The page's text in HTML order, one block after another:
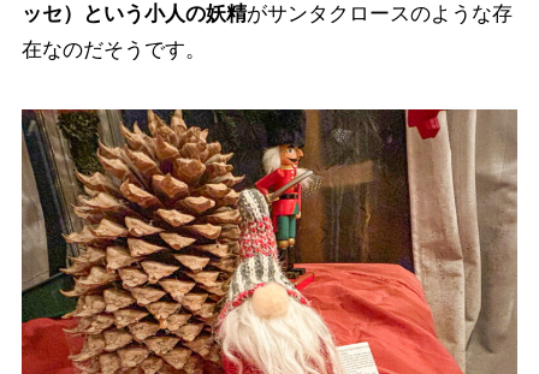
ッセ）という小人の妖精がサンタクロースのような存
在なのだそうです。